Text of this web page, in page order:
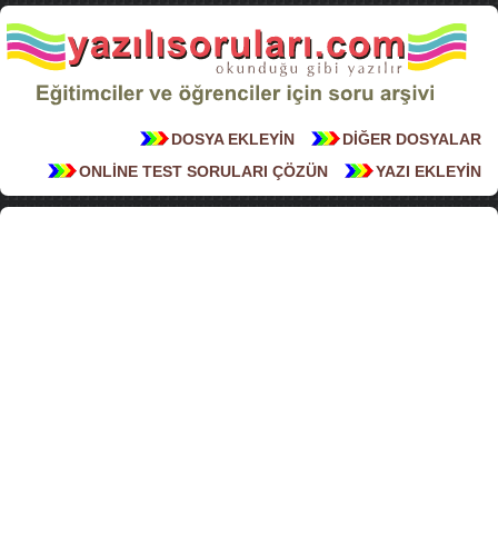
DİĞER DOSYALAR
DOSYA EKLEYİN
YAZI EKLEYİN
ONLİNE TEST SORULARI ÇÖZÜN